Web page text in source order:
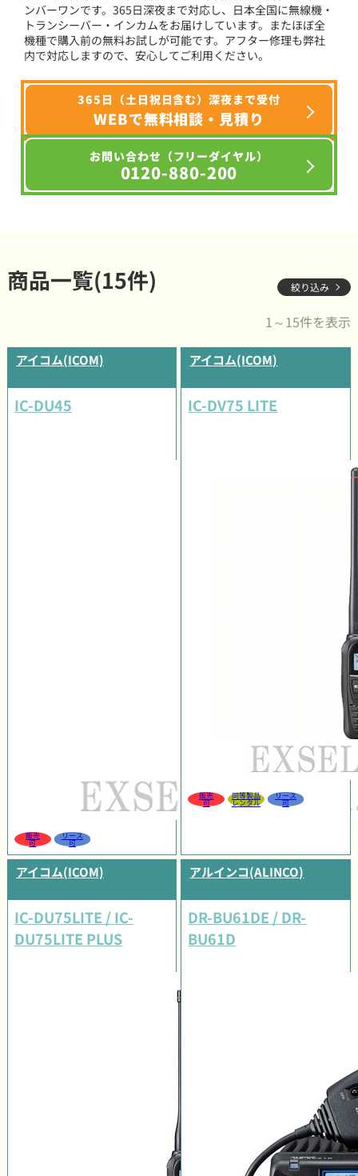
ンバーワンです。365日深夜まで対応し、日本全国に無線機・
トランシーバー・インカムをお届けしています。またほぼ全
機種で購入前の無料お試しが可能です。アフター修理も弊社
内で対応しますので、安心してご利用ください。
365日（土日祝日含む）深夜まで受付
WEBで無料相談・見積り
お問い合わせ（フリーダイヤル）
0120-880-200
商品一覧(15件) 絞り込み
1～15件を表示
アイコム(ICOM)
IC-DU45
販売
可
リース
可
アイコム(ICOM)
IC-DV75 LITE
販売
可
同等製品
レンタル
リース
可
アイコム(ICOM)
IC-DU75LITE / IC-
DU75LITE PLUS
アルインコ(ALINCO)
DR-BU61DE / DR-
BU61D